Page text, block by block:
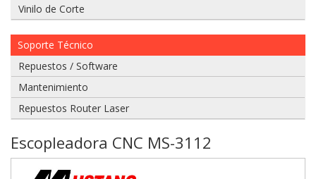
975
628
067
975
628
609
Enviar
Vinilo de Corte
Soporte Técnico
Repuestos / Software
Mantenimiento
Repuestos Router Laser
Escopleadora CNC MS-3112